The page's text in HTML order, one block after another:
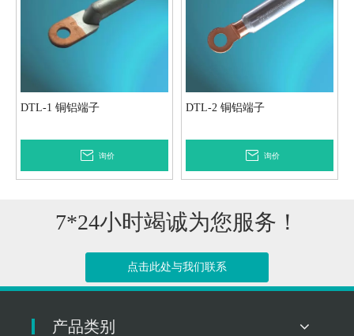
DTL-1 铜铝端子
询价
DTL-2 铜铝端子
询价
7*24小时竭诚为您服务！
点击此处与我们联系
产品类别